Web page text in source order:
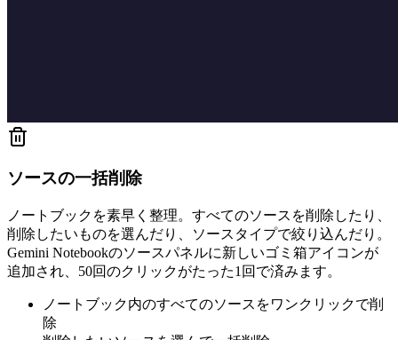
ソースの一括削除
ノートブックを素早く整理。すべてのソースを削除したり、
削除したいものを選んだり、ソースタイプで絞り込んだり。
Gemini Notebookのソースパネルに新しいゴミ箱アイコンが
追加され、50回のクリックがたった1回で済みます。
ノートブック内のすべてのソースをワンクリックで削
除